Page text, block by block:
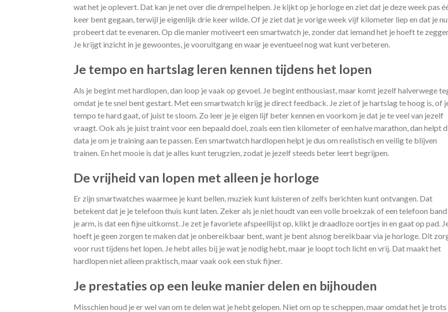
wat het je oplevert. Dat kan je net over die drempel helpen. Je kijkt op je horloge en ziet dat je deze week pas
keer bent gegaan, terwijl je eigenlijk drie keer wilde. Of je ziet dat je vorige week vijf kilometer liep en dat je nu
probeert dat te evenaren. Op die manier motiveert een smartwatch je, zonder dat iemand het je hoeft te
Je krijgt inzicht in je gewoontes, je vooruitgang en waar je eventueel nog wat kunt verbeteren.
Je tempo en hartslag leren kennen tijdens het lopen
Als je begint met hardlopen, dan loop je vaak op gevoel. Je begint enthousiast, maar komt jezelf halverwege
omdat je te snel bent gestart. Met een smartwatch krijg je direct feedback. Je ziet of je hartslag te hoog is, of
tempo te hard gaat, of juist te sloom. Zo leer je je eigen lijf beter kennen en voorkom je dat je te veel van jezelf
vraagt. Ook als je juist traint voor een bepaald doel, zoals een tien kilometer of een halve marathon, dan helpt
data je om je training aan te passen. Een smartwatch hardlopen helpt je dus om realistisch en veilig te blijven
trainen. En het mooie is dat je alles kunt terugzien, zodat je jezelf steeds beter leert begrijpen.
De vrijheid van lopen met alleen je horloge
Er zijn smartwatches waarmee je kunt bellen, muziek kunt luisteren of zelfs berichten kunt ontvangen. Dat
betekent dat je je telefoon thuis kunt laten. Zeker als je niet houdt van een volle broekzak of een telefoon band
je arm, is dat een fijne uitkomst. Je zet je favoriete afspeellijst op, klikt je draadloze oortjes in en gaat op pad.
hoeft je geen zorgen te maken dat je onbereikbaar bent, want je bent alsnog bereikbaar via je horloge. Dit
voor rust tijdens het lopen. Je hebt alles bij je wat je nodig hebt, maar je loopt toch licht en vrij. Dat maakt het
hardlopen niet alleen praktisch, maar vaak ook een stuk fijner.
Je prestaties op een leuke manier delen en bijhouden
Misschien houd je er wel van om te delen wat je hebt gelopen. Niet om op te scheppen, maar omdat het je trots